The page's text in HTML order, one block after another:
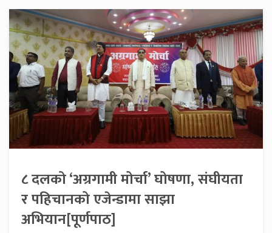
८ दलको ‘अग्रगामी मोर्चा’ घोषणा, संघीयता
र पहिचानको एजेन्डामा साझा
अभियान[पूर्णपाठ]